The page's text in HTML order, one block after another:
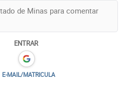
ENTRAR
E-MAIL/MATRICULA